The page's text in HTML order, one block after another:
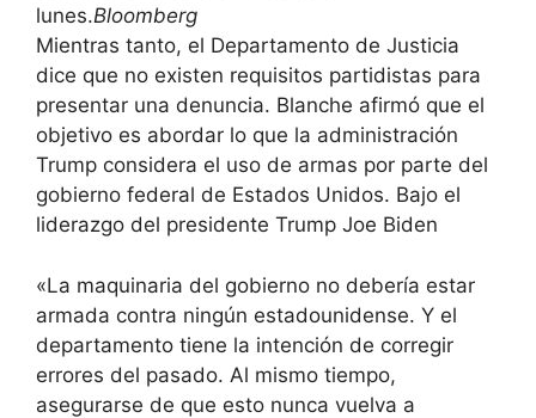
lunes.Bloomberg
Mientras tanto, el Departamento de Justicia
dice que no existen requisitos partidistas para
presentar una denuncia. Blanche afirmó que el
objetivo es abordar lo que la administración
Trump considera el uso de armas por parte del
gobierno federal de Estados Unidos. Bajo el
liderazgo del presidente Trump Joe Biden
«La maquinaria del gobierno no debería estar
armada contra ningún estadounidense. Y el
departamento tiene la intención de corregir
errores del pasado. Al mismo tiempo,
asegurarse de que esto nunca vuelva a